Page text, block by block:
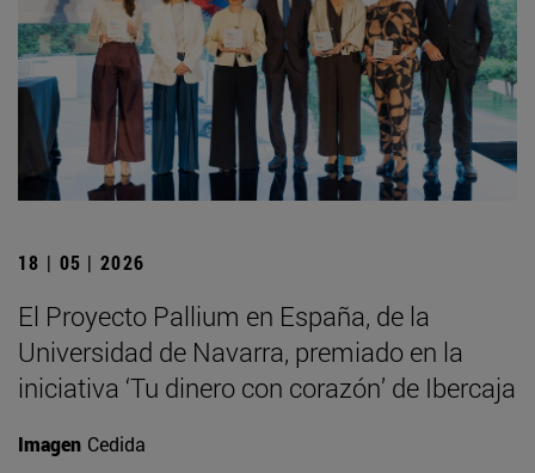
18 | 05 | 2026
El Proyecto Pallium en España, de la
Universidad de Navarra, premiado en la
iniciativa ‘Tu dinero con corazón’ de Ibercaja
Imagen Cedida